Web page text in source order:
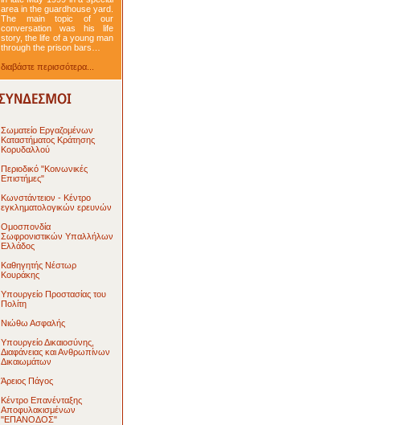
area in the guardhouse yard.
The main topic of our
conversation was his life
story, the life of a young man
through the prison bars…
διαβάστε περισσότερα...
Σωματείο Εργαζομένων
Καταστήματος Κράτησης
Κορυδαλλού
Περιοδικό "Κοινωνικές
Επιστήμες"
Κωνστάντειον - Κέντρο
εγκληματολογικών ερευνών
Ομοσπονδία
Σωφρονιστικών Υπαλλήλων
Ελλάδος
Καθηγητής Νέστωρ
Κουράκης
Υπουργείο Προστασίας του
Πολίτη
Νιώθω Ασφαλής
Υπουργείο Δικαιοσύνης,
Διαφάνειας και Ανθρωπίνων
Δικαιωμάτων
Άρειος Πάγος
Κέντρο Επανένταξης
Αποφυλακισμένων
"ΕΠΑΝΟΔΟΣ"